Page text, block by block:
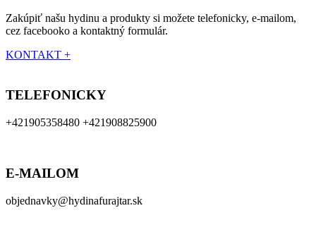
Zakúpiť našu hydinu a produkty si možete telefonicky, e-mailom,
cez facebooko a kontaktný formulár.
KONTAKT +
TELEFONICKY
+421905358480 +421908825900
E-MAILOM
objednavky@hydinafurajtar.sk